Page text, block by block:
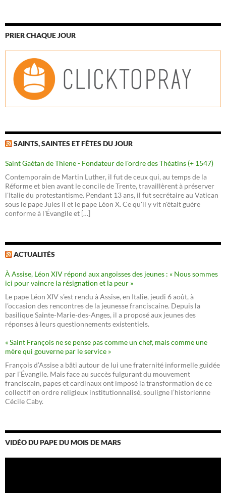
PRIER CHAQUE JOUR
SAINTS, SAINTES ET FÊTES DU JOUR
Saint Gaétan de Thiene - Fondateur de l'ordre des Théatins (+ 1547)
Contemporain de Martin Luther, il fut de ceux qui, au temps de la
Réforme et bien avant le concile de Trente, travaillèrent à préserver
l'Italie du protestantisme. Pendant 13 ans, il fut secrétaire au Vatican
sous le pape Jules II et le pape Léon X. Ce qu'il y vit n'était guère
conforme à l'Évangile et […]
ACTUALITÉS
À Assise, Léon XIV répond aux angoisses des jeunes : « Nous sommes
ici pour vaincre la résignation et la peur »
Le pape Léon XIV s’est rendu à Assise, en Italie, jeudi 6 août, à
l’occasion des rencontres de la jeunesse franciscaine. Depuis la
basilique Sainte-Marie-des-Anges, il a proposé aux jeunes des
réponses à leurs questionnements existentiels.
« Saint François ne se pense pas comme un chef, mais comme une
mère qui gouverne par le service »
François d’Assise a bâti autour de lui une fraternité informelle guidée
par l’Évangile. Mais face au succès fulgurant du mouvement
franciscain, papes et cardinaux ont imposé la transformation de ce
collectif en ordre religieux institutionnalisé, souligne l’historienne
Cécile Caby.
VIDÉO DU PAPE DU MOIS DE MARS